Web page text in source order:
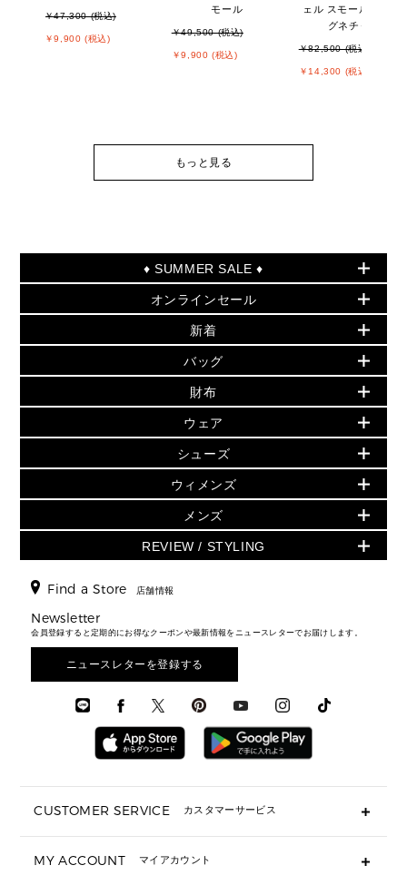
￥47,300 (税込)
￥9,900 (税込)
モール
￥49,500 (税込)
￥9,900 (税込)
ェル スモール - MKシ
グネチャー
￥82,500 (税込)
￥14,300 (税込)
もっと見る
♦ SUMMER SALE ♦
セールおすすめアイテム
▶ ウィメンズ
バッグ
小物
シューズ・靴
ウェア
アクセサリー
時計
▶ メンズ
バッグ
ウェア
アクセサリー
オンラインセール
PRODUCT OF THE MONTH - 今月の特別価格
再値下げアイテム
追加アイテム
▶ ウィメンズすべて(ウェア・シューズ除く)
バッグ
財布・小物
ウェア
シューズ
時計・ジュエリー
アクセサリー
メンズ バッグ
メンズ 財布・小物
メンズ シューズ
メンズ ウェア
メンズ 時計・その他
新着
夏のスタイル
▶ すべて
▶ ウィメンズすべて
財布・小物
アクセサリー
フレグランス
シューズ
▶ メンズすべて
メンズ財布・小物
メンズアクセサリー
メンズウェア
バッグ
人気の定番アイテム
日本限定 - バッグ
▶ ウィメンズすべて
トートバッグ
ショルダーバッグ
クロスボディ・斜め掛け
トラベル
3 IN 1 / 2 IN 1 バッグ
▶ メンズすべて
財布
日本限定 - 財布・小物
▶ ウィメンズすべて
GREENWICH
折り財布(二つ折り・三つ折り)
長財布
▶ メンズすべて
ウェア
▶ ウィメンズすべて
トップス
スカート・パンツ
ジャケット・アウター
▶ メンズすべて
シューズ
▶ ウィメンズすべて
サンダル
スニーカー
▶ メンズすべて
ウィメンズ
人気の定番アイテム
▶ ウィメンズすべて
▶ バッグすべて
通勤・通学アイテム
3 IN 1 バッグ
ミニ財布・フラグメントケース
▶ 小物すべて
定期ケース・カードケース・名刺入れ
メンズ
▶ メンズすべて
財布・小物
時計・ジュエリー
アクセサリー
REVIEW / STYLING
エディターレビュー
Find a Store 店舗情報
Newsletter
会員登録すると定期的にお得なクーポンや最新情報をニュースレターでお届けします。
ニュースレターを登録する
CUSTOMER SERVICE カスタマーサービス
ギフト用にラッピングができますか？
MY ACCOUNT マイアカウント